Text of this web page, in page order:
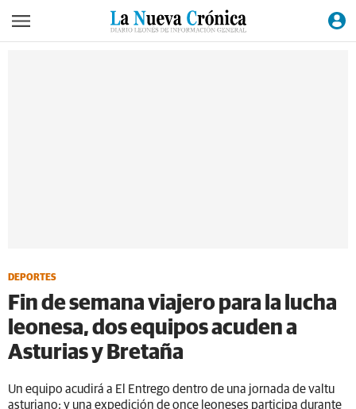
DEPORTES
Fin de semana viajero para la lucha
leonesa, dos equipos acuden a
Asturias y Bretaña
Un equipo acudirá a El Entrego dentro de una jornada de valtu
asturiano; y una expedición de once leoneses participa durante